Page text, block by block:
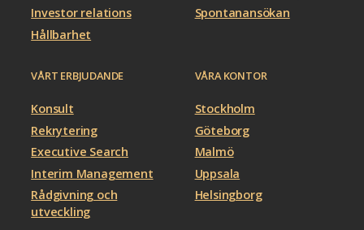
Investor relations
Hållbarhet
Spontanansökan
VÅRT ERBJUDANDE
Konsult
Rekrytering
Executive Search
Interim Management
Rådgivning och
utveckling
VÅRA KONTOR
Stockholm
Göteborg
Malmö
Uppsala
Helsingborg